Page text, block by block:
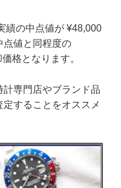
績の中点値が ¥48,000
点値と同程度の
格となります。
専門店やブランド品
することをオススメ